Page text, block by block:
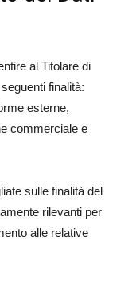
al Titolare di
finalità:
esterne,
commerciale e
sulle finalità del
rilevanti per
alle relative